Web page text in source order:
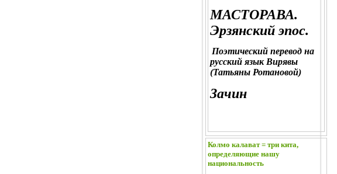
МАСТОРАВА.
Эрзянский эпос.
Поэтический перевод на
русский язык Вирявы
(Татьяны Ротановой)
Зачин
Колмо калават = три кита,
определяющие нашу
национальность